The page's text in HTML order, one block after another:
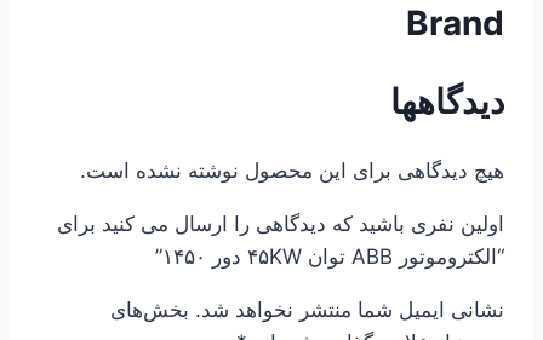
Brand
دیدگاهها
هیچ دیدگاهی برای این محصول نوشته نشده است.
اولین نفری باشید که دیدگاهی را ارسال می کنید برای
“الکتروموتور ABB توان ۴۵KW دور ۱۴۵۰”
نشانی ایمیل شما منتشر نخواهد شد. بخش‌های